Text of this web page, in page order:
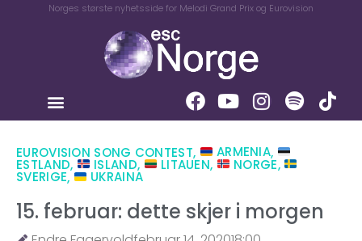
Norges største nyhetsside for Melodi Grand Prix og Eurovision
EUROVISION SONG CONTEST, ARMENIA,
ESTLAND, ISLAND, LITAUEN, NORGE,
SVERIGE, UKRAINA
15. februar: dette skjer i morgen